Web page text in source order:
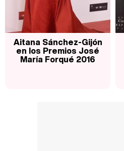
Aitana Sánchez-Gijón
en los Premios José
María Forqué 2016